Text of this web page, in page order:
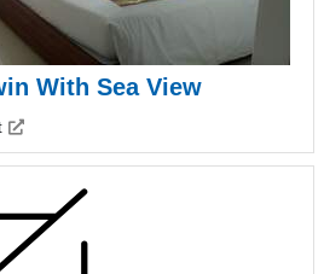
With Sea View